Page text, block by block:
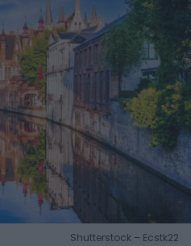
Shutterstock – Ecstk22